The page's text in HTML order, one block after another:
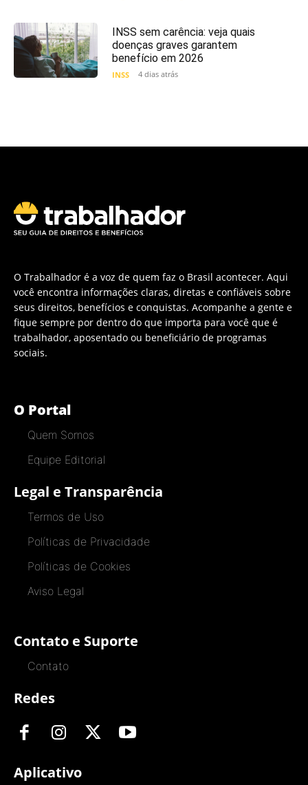
INSS sem carência: veja quais
doenças graves garantem
benefício em 2026
INSS 4 dias atrás
O Trabalhador é a voz de quem faz o Brasil acontecer. Aqui
você encontra informações claras, diretas e confiáveis sobre
seus direitos, benefícios e conquistas. Acompanhe a gente e
fique sempre por dentro do que importa para você que é
trabalhador, aposentado ou beneficiário de programas
sociais.
O Portal
Quem Somos
Equipe Editorial
Legal e Transparência
Termos de Uso
Políticas de Privacidade
Políticas de Cookies
Aviso Legal
Contato e Suporte
Contato
Redes
Aplicativo